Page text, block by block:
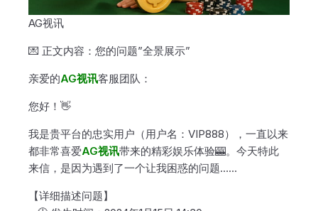
AG视讯
💌 正文内容：您的问题”全景展示”
亲爱的AG视讯客服团队：
您好！👋
我是贵平台的忠实用户（用户名：VIP888），一直以来
都非常喜爱AG视讯带来的精彩娱乐体验🎰。今天特此
来信，是因为遇到了一个让我困惑的问题……
【详细描述问题】